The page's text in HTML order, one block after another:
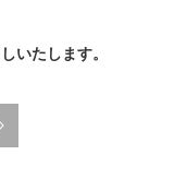
いたします。